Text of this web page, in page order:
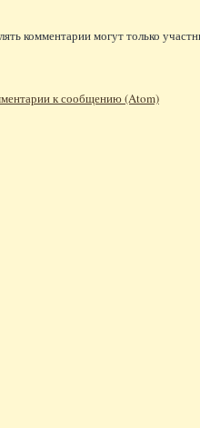
комментарии могут только
к сообщению (Atom)